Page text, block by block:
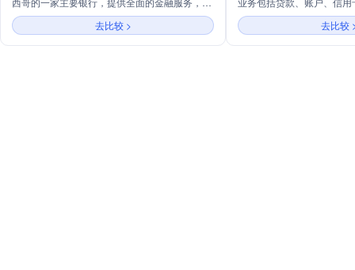
括个人和企业银行业务。主要业务涵盖信用卡、
借记账户、贷款、保险、储蓄和投资产品。同
时，该银行还提供数字银行服务，如移动银行和
去比较 >
去比较